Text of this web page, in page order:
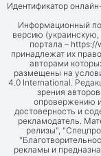
Идентификатор
Информационный
версию (украинскую,
портала – https://
принадлежат их
авторами
размещены на
4.0 International.
зрения
опровержению
достоверность и
рекламодатель.
релизы",
рекламы и